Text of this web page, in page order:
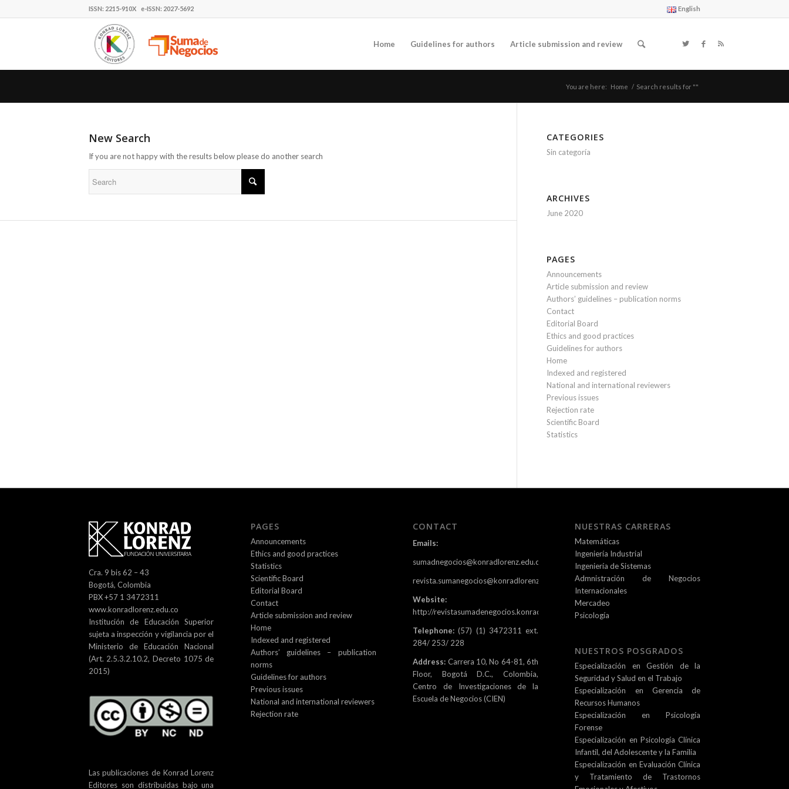
English
ISSN: 2215-910X e-ISSN: 2027-5692
Home Guidelines for authors Article submission and review
You are here: Home / Search results for ""
New Search
If you are not happy with the results below please do another search
CATEGORIES
Sin categoría
ARCHIVES
June 2020
PAGES
Announcements
Article submission and review
Authors’ guidelines – publication norms
Contact
Editorial Board
Ethics and good practices
Guidelines for authors
Home
Indexed and registered
National and international reviewers
Previous issues
Rejection rate
Scientific Board
Statistics
Cra. 9 bis 62 – 43
Bogotá, Colombia
PBX +57 1 3472311
www.konradlorenz.edu.co
Institución de Educación Superior
sujeta a inspección y vigilancia por el
Ministerio de Educación Nacional
(Art. 2.5.3.2.10.2, Decreto 1075 de
2015)
Las publicaciones de Konrad Lorenz
Editores son distribuidas bajo una
PAGES
Announcements
Ethics and good practices
Statistics
Scientific Board
Editorial Board
Contact
Article submission and review
Home
Indexed and registered
Authors’ guidelines – publication
norms
Guidelines for authors
Previous issues
National and international reviewers
Rejection rate
CONTACT
Emails:
sumadnegocios@konradlorenz.edu.co
revista.sumanegocios@konradlorenz.edu.co
Website:
http://revistasumadenegocios.konradlorenz.edu.co/
Telephone: (57) (1) 3472311 ext.
284/ 253/ 228
Address: Carrera 10, No 64-81, 6th
Floor, Bogotá D.C., Colombia,
Centro de Investigaciones de la
Escuela de Negocios (CIEN)
NUESTRAS CARRERAS
Matemáticas
Ingeniería Industrial
Ingeniería de Sistemas
Admnistración de Negocios
Internacionales
Mercadeo
Psicología
NUESTROS POSGRADOS
Especialización en Gestión de la
Seguridad y Salud en el Trabajo
Especialización en Gerencia de
Recursos Humanos
Especialización en Psicología
Forense
Especialización en Psicología Clínica
Infantil, del Adolescente y la Familia
Especialización en Evaluación Clínica
y Tratamiento de Trastornos